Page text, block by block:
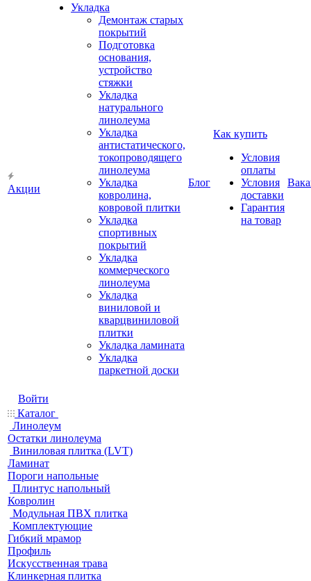
Акции
Укладка
Демонтаж старых
покрытий
Подготовка
основания,
устройство
стяжки
Укладка
натурального
линолеума
Укладка
антистатического,
токопроводящего
линолеума
Укладка
ковролина,
ковровой плитки
Укладка
спортивных
покрытий
Укладка
коммерческого
линолеума
Укладка
виниловой и
кварцвиниловой
плитки
Укладка ламината
Укладка
паркетной доски
Блог
Как купить
Условия
оплаты
Условия
доставки
Гарантия
на товар
Войти
Каталог
Линолеум
Остатки линолеума
Виниловая плитка (LVT)
Ламинат
Пороги напольные
Плинтус напольный
Ковролин
Модульная ПВХ плитка
Комплектующие
Гибкий мрамор
Профиль
Искусственная трава
Клинкерная плитка